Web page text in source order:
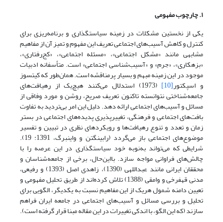
۱. چارچوب مفهومی
یکی از نخستین مشکلات در زمینه سیاستگذاری و برنامه‌ریزی برای
کنترل و کاهش آسیب‌های اجتماعی تعریف این مفهوم و تمیز آن از مفاهیم
مشابهی مانند «مشکل اجتماعی»، «مسئله اجتماعی»، «کج‌رفتاری»،
«بزهکاری»، «جرم» و «آسیب‌‌شناسی اجتماعی» است. متأسفانه ادبیات
موجود در این زمینه مبهم و بسیار پرمناقشه است. همان‌طور که کیتسوز
و اسپکتور[10] (1973) استدلال می‌‌کنند هیچ‌یک از رهیافت‌های
جامعه‌شناختی نتوانسته تاکنون تعریف صریح، روشن و مورد وفاقی از
مسائل و آسیب‌های اجتماعی ارائه دهد. دلیل این امر بی‌‌تردید به تفاوت
بافت‌‌های اجتماعی و فرهنگی، تغییرپذیری پدیده‌های اجتماعی در بستر
زمان و تعدد و تنوع رهیافت‌‌ها و رویکردهای نظری در تبیین و تفسیر
موضوع‌های اجتماعی باز می‌گردد (رابینگتن و واینبرگ، 1391: 19).
شرایطی که می‌تواند به‌نوبه خود سیاستگذاری در این عرصه را با
چالش‌های فراوانی مواجه سازد. با‌این‌حال، برخی از جامعه‌شناسان و
محققان ایرانی مانند عبداللهی (1390)، زاهدی اصل (1393) و رفیعی،
مدنی قهفرخی و وامقی (1388) تلاش کرده‌‌اند از طریق تحلیل مفهومی و
تعیین دامنه شمول هر‌یک از این مفاهیم نسبت به یکدیگر، الگویی برای
تحلیل و بررسی مسائل و آسیب‌های اجتماعی در جامعه ایران فراهم
سازند (که این الگو، با اندکی تغییرات در این مقاله مبنا قرار گرفته است).